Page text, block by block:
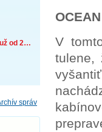
Ryanair výpredaj leteniek už od 25 Eur
správ
V
tulene,